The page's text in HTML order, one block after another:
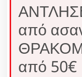
από
από 50€